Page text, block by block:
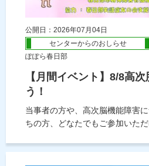
公開日：2026年07月04日
センターからのおしらせ
ぽぽら春日部
【月間イベント】8/8高
う！
当事者の方や、高次脳機能障害
ちの方、どなたでもご参加いた